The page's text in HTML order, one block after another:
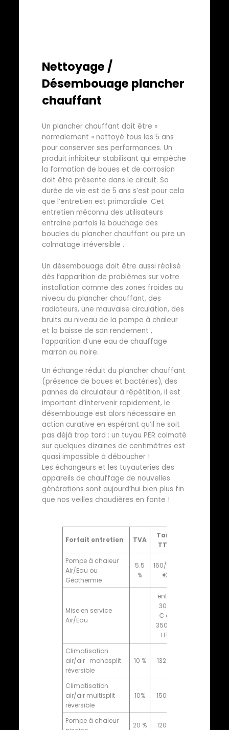
Nettoyage /
Désembouage plancher
chauffant
Un plancher chauffant doit être «
normalement » nettoyé tous les 5 ans
pour conserver ses performances. Un
produit inhibiteur stabilisant qui empêche
la formation de boues et de corrosion
doit être présente dans le circuit. Sa
durée de vie est de 5 ans s’est pour cela
que l’entretien est primordiale. Cet
entretien méconnu des utilisateurs
entraine parfois le bouchage des
boucles du plancher chauffant ou pire un
colmatage irréversible .
Un désembouage doit être aussi réalisé
dès l’apparition de problèmes sur votre
installation comme des zones froides au
niveau du plancher chauffant, des
radiateurs, une mauvaise circulation, des
bruits au niveau de la pompe à chaleur
et la baisse de son rendement ,
l’apparition d’une eau de chauffage
marron ou noire.
Un échange réduit du plancher chauffant
(présence de boues et bactéries), des
pannes de circulateur à répétition, il est
important d’intervenir rapidement, le
désembouage est alors nécessaire en
action curative en espérant qu’il ne soit
pas déjà trop tard : un tuyau PER colmaté
sur quelques dizaines de centimètres est
quasi impossible à déboucher !
Les échangeurs et les tuyauteries des
appareils de chauffage de nouvelles
générations sont aujourd’hui bien plus fin
que nos veilles chaudières en fonte !
Forfait entretien TVA
Tarif
TTC
Pompe à chaleur
Air/Eau ou
Géothermie
5.5
%
160/170
€
Mise en service
Air/Eau
entre
300
€ et
350 €
HT
Climatisation
air/air monosplit
réversible
10 % 132 €
Climatisation
air/air multisplit
réversible
10% 150 €
Pompe à chaleur
20 % 120 €